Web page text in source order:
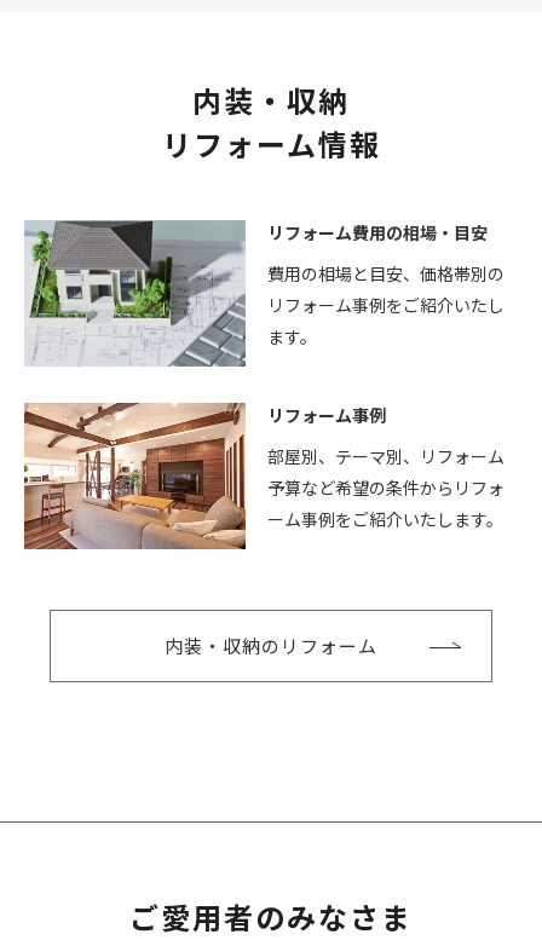
内装・収納
リフォーム情報
リフォーム費用の相場・目安
費用の相場と目安、価格帯別の
リフォーム事例をご紹介いたし
ます。
リフォーム事例
部屋別、テーマ別、リフォーム
予算など希望の条件からリフォ
ーム事例をご紹介いたします。
内装・収納のリフォーム
ご愛用者のみなさま